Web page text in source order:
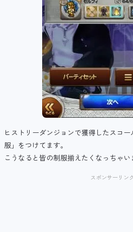
ヒストリーダンジョンで獲得したスコ
服」をつけてます。
こうなると皆の制服揃えたくなっちゃい
スポンサーリンク